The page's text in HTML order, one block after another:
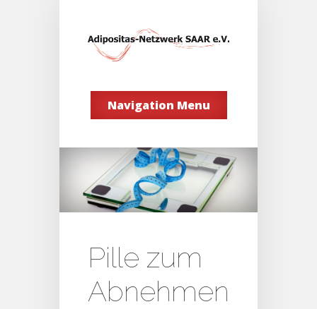
Navigation Menu
Pille zum
Abnehmen